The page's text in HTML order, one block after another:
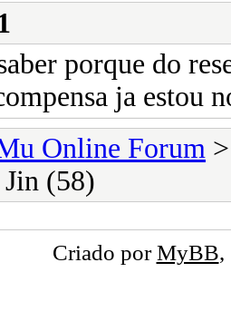
porque do
ja estou
Online Forum
(58)
Criado porMyBB,